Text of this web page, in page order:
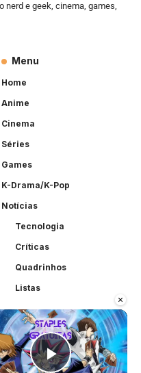
×
nerd e geek, cinema, games,
Menu
Home
Anime
Cinema
Séries
Games
K-Drama/K-Pop
Notícias
Tecnologia
Críticas
Quadrinhos
Listas